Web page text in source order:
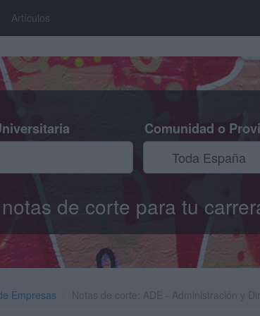
Artículos
Comunidad o
Toda España
de corte para tu
Empresas